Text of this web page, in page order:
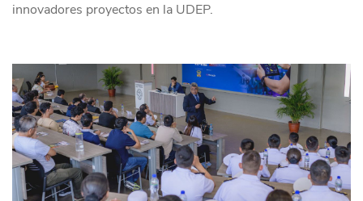
innovadores proyectos en la UDEP.